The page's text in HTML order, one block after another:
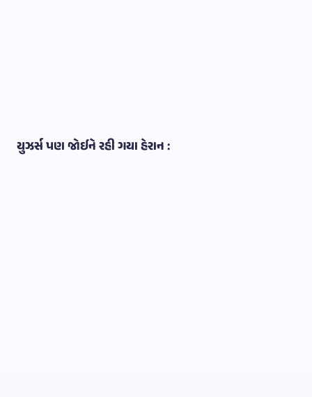
યુઝર્સ પણ જોઈને રહી ગયા હેરાન :